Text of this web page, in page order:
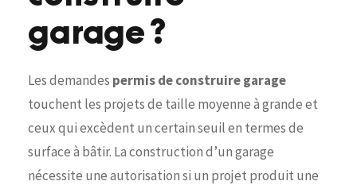
garage ?
Les demandes permis de construire garage
touchent les projets de taille moyenne à grande et
ceux qui excèdent un certain seuil en termes de
surface à bâtir. La construction d’un garage
nécessite une autorisation si un projet produit une